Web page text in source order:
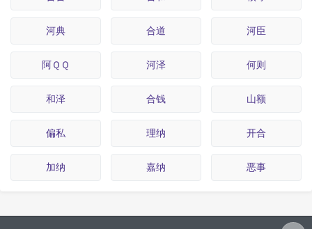
河典 合道 河臣
阿ＱＱ 河泽 何则
和泽 合钱 山额
偏私 理纳 开合
加纳 嘉纳 恶事